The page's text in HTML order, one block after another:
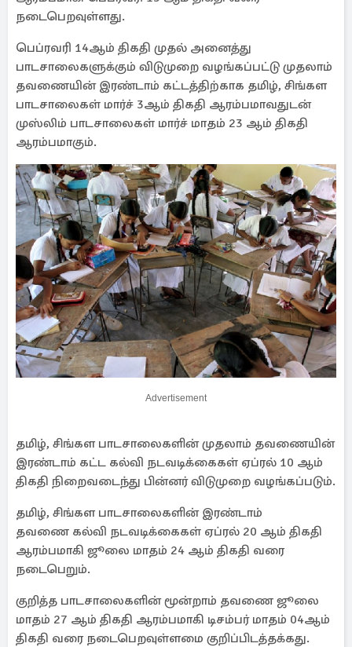
நடைபெறவுள்ளது.
பெப்ரவரி 14ஆம் திகதி முதல் அனைத்து
பாடசாலைகளுக்கும் விடுமுறை வழங்கப்பட்டு முதலாம்
தவணையின் இரண்டாம் கட்டத்திற்காக தமிழ், சிங்கள
பாடசாலைகள் மார்ச் 3ஆம் திகதி ஆரம்பமாவதுடன்
முஸ்லிம் பாடசாலைகள் மார்ச் மாதம் 23 ஆம் திகதி
ஆரம்பமாகும்.
Advertisement
தமிழ், சிங்கள பாடசாலைகளின் முதலாம் தவணையின்
இரண்டாம் கட்ட கல்வி நடவடிக்கைகள் ஏப்ரல் 10 ஆம்
திகதி நிறைவடைந்து பின்னர் விடுமுறை வழங்கப்படும்.
தமிழ், சிங்கள பாடசாலைகளின் இரண்டாம்
தவணை கல்வி நடவடிக்கைகள் ஏப்ரல் 20 ஆம் திகதி
ஆரம்பமாகி ஜூலை மாதம் 24 ஆம் திகதி வரை
நடைபெறும்.
குறித்த பாடசாலைகளின் மூன்றாம் தவணை ஜூலை
மாதம் 27 ஆம் திகதி ஆரம்பமாகி டிசம்பர் மாதம் 04ஆம்
திகதி வரை நடைபெறவுள்ளமை குறிப்பிடத்தக்கது.